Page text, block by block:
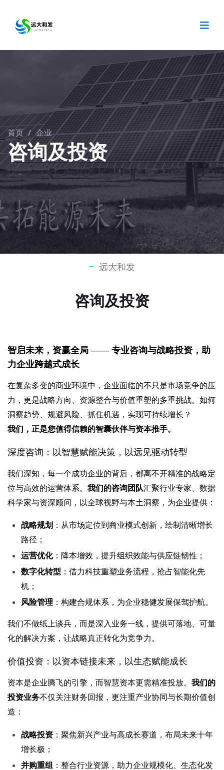
首页 / 企业
咨询及投资
远大和发
咨询及投资
智启未来，资赢全局 —— 专业咨询与战略投资，助
力企业跨越式成长
在复杂多变的商业环境中，企业面临的不只是市场竞争的压
力，更是战略方向、资源整合与价值重塑的多重挑战。如何
洞察趋势、规避风险、抓住机遇，实现可持续增长？
我们，正是您值得信赖的智囊伙伴与资本推手。
深度咨询：以智慧赋能决策，以远见驱动转型
我们深知，每一个成功企业的背后，都离不开精准的战略定
位与高效的运营体系。 我们的咨询团队汇聚行业专家、数据
科学家与资深顾问，以全球视野与本土洞察，为企业提供：
战略规划 ：从市场定位到商业模式创新，绘制清晰增长
路径；
运营优化：降本增效，提升组织效能与供应链韧性；
数字化转型 ：借力科技重塑业务流程，抢占智能化先
机；
风险管理 ：构建合规体系，为企业稳健发展保驾护航。
我们不做纸上谈兵，而是深入业务一线，提供可落地、可量
化的解决方案，让战略真正转化为竞争力。
价值投资：以资本链接未来，以生态赋能成长
资本是企业腾飞的引擎，而智慧资本更需精准投放。 我们的
投资业务不仅关注财务回报，更注重产业协同与长期价值创
造：
战略投资 ：聚焦新兴产业与高成长赛道，布局未来十年
增长极；
并购重组 ：整合行业资源，助力企业规模化、生态化发